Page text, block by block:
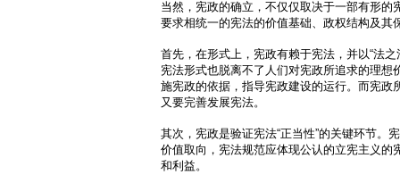
当然，宪政的确立，不仅仅取决于一部有形的
要求相统一的宪法的价值基础、政权结构及其
首先，在形式上，宪政有赖于宪法，并以“法
宪法形式也脱离不了人们对宪政所追求的理想
施宪政的依据，指导宪政建设的运行。而宪政
又要完善发展宪法。
其次，宪政是验证宪法“正当性”的关键环节。
价值取向，宪法规范应体现公认的立宪主义的
和利益。